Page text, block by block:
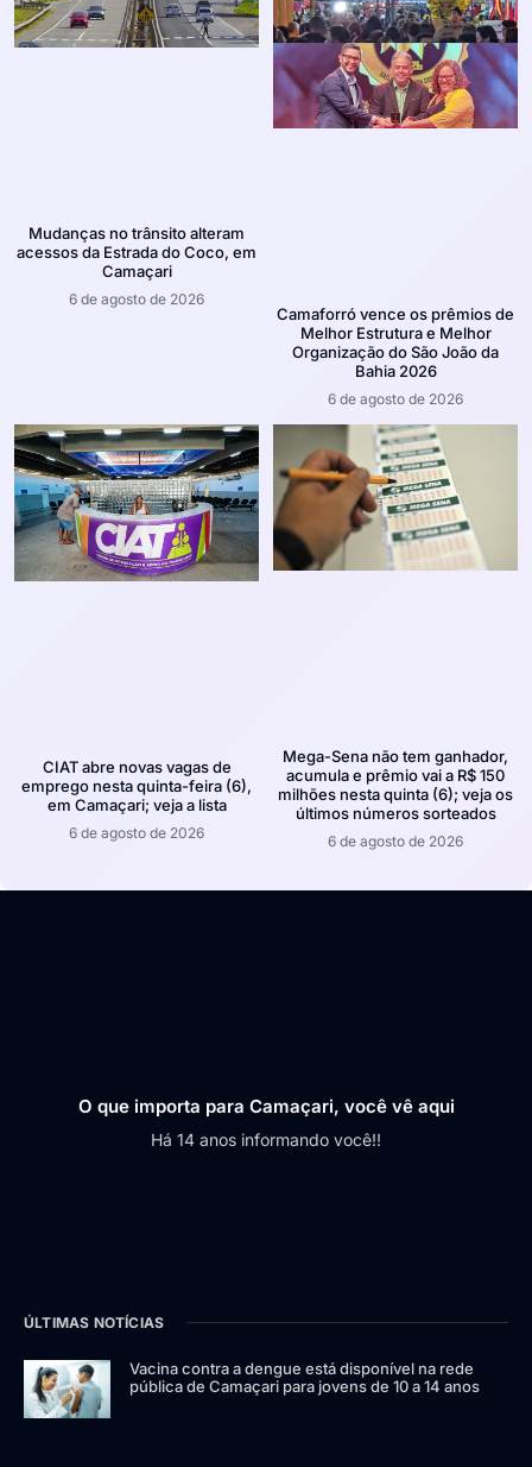
Mudanças no trânsito alteram
acessos da Estrada do Coco, em
Camaçari
6 de agosto de 2026
Camaforró vence os prêmios de
Melhor Estrutura e Melhor
Organização do São João da
Bahia 2026
6 de agosto de 2026
CIAT abre novas vagas de
emprego nesta quinta-feira (6),
em Camaçari; veja a lista
6 de agosto de 2026
Mega-Sena não tem ganhador,
acumula e prêmio vai a R$ 150
milhões nesta quinta (6); veja os
últimos números sorteados
6 de agosto de 2026
O que importa para Camaçari, você vê aqui
Há 14 anos informando você!!
ÚLTIMAS NOTÍCIAS
Vacina contra a dengue está disponível na rede
pública de Camaçari para jovens de 10 a 14 anos